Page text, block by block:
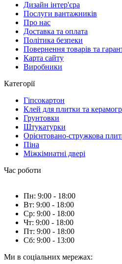
Дизайн інтер'єра
Послуги вантажників
Про нас
Доставка та оплата
Політика безпеки
Повернення товарів та
Карта сайту
Виробники
Категорії
Гіпсокартон
Клей для плитки та
Грунтовки
Штукатурки
Орієнтовано-стружкова
Піна
Міжкімнатні двері
Час роботи
Пн: 9:00 - 18:00
Вт: 9:00 - 18:00
Ср: 9:00 - 18:00
Чт: 9:00 - 18:00
Пт: 9:00 - 18:00
Сб: 9:00 - 13:00
Ми в соціальних мережах: